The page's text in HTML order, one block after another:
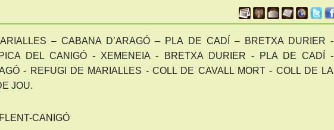
– CABANA D’ARAGÓ – PLA DE CADÍ – BRETXA DURIER -
DEL CANIGÓ - XEMENEIA - BRETXA DURIER - PLA DE CADÍ -
- REFUGI DE MARIALLES - COLL DE CAVALL MORT - COLL DE LA
JOU.
CANIGÓ